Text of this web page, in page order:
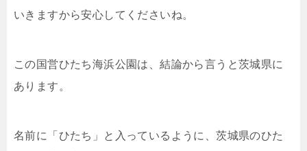
いきますから安心してくださいね。
この国営ひたち海浜公園は、結論から言うと茨城県に
あります。
名前に「ひたち」と入っているように、茨城県のひた